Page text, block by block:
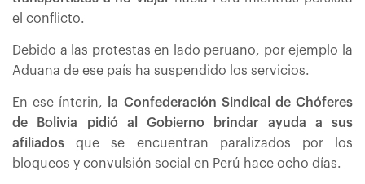
el conflicto.
Debido a las protestas en lado peruano, por ejemplo la
Aduana de ese país ha suspendido los servicios.
En ese ínterin,
la Confederación Sindical de Chóferes
de Bolivia pidió al Gobierno brindar ayuda a sus
afiliados que se encuentran paralizados por los
bloqueos y convulsión social en Perú hace ocho días.